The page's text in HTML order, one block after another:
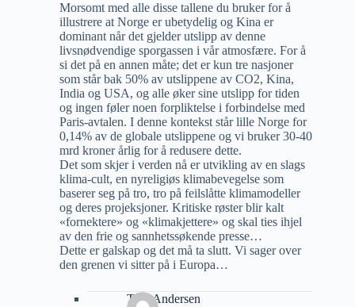
Morsomt med alle disse tallene du bruker for å
illustrere at Norge er ubetydelig og Kina er
dominant når det gjelder utslipp av denne
livsnødvendige sporgassen i vår atmosfære. For å
si det på en annen måte; det er kun tre nasjoner
som står bak 50% av utslippene av CO2, Kina,
India og USA, og alle øker sine utslipp for tiden
og ingen føler noen forpliktelse i forbindelse med
Paris-avtalen. I denne kontekst står lille Norge for
0,14% av de globale utslippene og vi bruker 30-40
mrd kroner årlig for å redusere dette.
Det som skjer i verden nå er utvikling av en slags
klima-cult, en nyreligiøs klimabevegelse som
baserer seg på tro, tro på feilslåtte klimamodeller
og deres projeksjoner. Kritiske røster blir kalt
«fornektere» og «klimakjettere» og skal ties ihjel
av den frie og sannhetssøkende presse…
Dette er galskap og det må ta slutt. Vi sager over
den grenen vi sitter på i Europa…
Tore Andersen